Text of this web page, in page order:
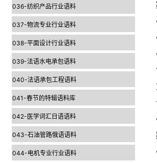
036-纺织产品行业语料
037-物流专业行业语料
038-平面设计行业语料
039-法语水电承包语料
040-法语承包工程语料
041-春节的特辑语料库
042-医学词汇日语语料
043-石油管路俄语语料
044-电机专业行业语料